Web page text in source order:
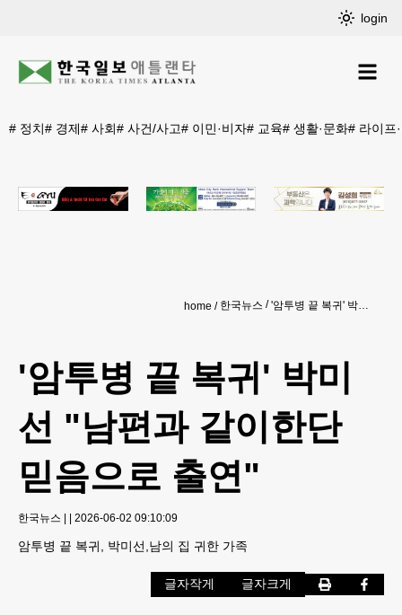
login
# 정치# 경제# 사회# 사건/사고# 이민·비자# 교육# 생활·문화# 라이프
home 한국뉴스 '암투병 끝 복귀' 박미선 "남편과 같이한단 믿음으로 출연"
'암투병 끝 복귀' 박미
선 "남편과 같이한단
믿음으로 출연"
한국뉴스 | | 2026-06-02 09:10:09
암투병 끝 복귀, 박미선,남의 집 귀한 가족
글자작게 글자크게